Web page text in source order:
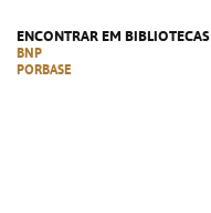
ENCONTRAR EM BIBLIOTECAS
BNP
PORBASE